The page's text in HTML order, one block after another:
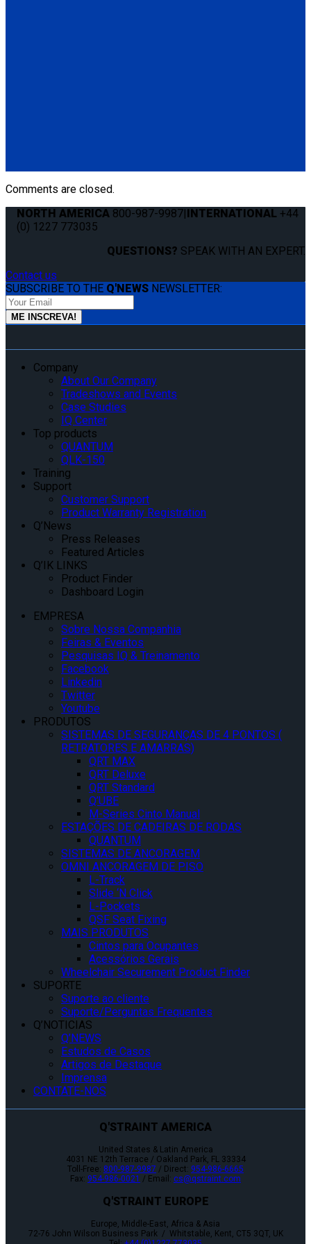
Comments are closed.
NORTH AMERICA 800-987-9987|INTERNATIONAL +44
(0) 1227 773035
QUESTIONS? SPEAK WITH AN EXPERT.
Contact us
SUBSCRIBE TO THE Q'NEWS NEWSLETTER:
Company
About Our Company
Tradeshows and Events
Case Studies
IQ Center
Top products
QUANTUM
QLK-150
Training
Support
Customer Support
Product Warranty Registration
Q’News
Press Releases
Featured Articles
Q’IK LINKS
Product Finder
Dashboard Login
EMPRESA
Sobre Nossa Companhia
Feiras & Eventos
Pesquisas IQ & Treinamento
Facebook
Linkedin
Twitter
Youtube
PRODUTOS
SISTEMAS DE SEGURANÇAS DE 4 PONTOS (
RETRATORES E AMARRAS)
QRT MAX
QRT Deluxe
QRT Standard
Q’UBE
M-Series Cinto Manual
ESTAÇÕES DE CADEIRAS DE RODAS
QUANTUM
SISTEMAS DE ANCORAGEM
OMNI ANCORAGEM DE PISO
L-Track
Slide ‘N Click
L-Pockets
QSF Seat Fixing
MAIS PRODUTOS
Cintos para Ocupantes
Acessórios Gerais
Wheelchair Securement Product Finder
SUPORTE
Suporte ao cliente
Suporte/Perguntas Frequentes
Q’NOTICIAS
Q’NEWS
Estudos de Casos
Artigos de Destaque
Imprensa
CONTATE-NOS
Q'STRAINT AMERICA
United States & Latin America
4031 NE 12th Terrace / Oakland Park, FL 33334
Toll-Free: 800-987-9987 / Direct: 954-986-6665
Fax: 954-986-0021 / Email: cs@qstraint.com
Q'STRAINT EUROPE
Europe, Middle-East, Africa & Asia
72-76 John Wilson Business Park / Whitstable, Kent, CT5 3QT, UK